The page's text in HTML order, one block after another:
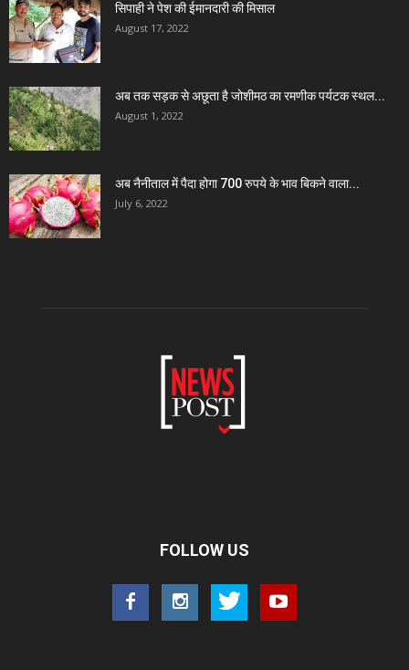
सिपाही ने पेश की ईमानदारी की मिसाल
August 17, 2022
अब तक सड़क से अछूता है जोशीमठ का रमणीक पर्यटक स्थल...
August 1, 2022
अब नैनीताल में पैदा होगा 700 रुपये के भाव बिकने वाला...
July 6, 2022
FOLLOW US